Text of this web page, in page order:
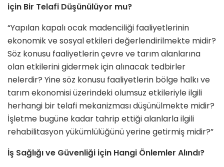
için Bir Telafi Düşünülüyor mu?
“Yapılan kapalı ocak madenciliği faaliyetlerinin
ekonomik ve sosyal etkileri değerlendirilmekte midir?
Söz konusu faaliyetlerin çevre ve tarım alanlarına
olan etkilerini gidermek için alınacak tedbirler
nelerdir? Yine söz konusu faaliyetlerin bölge halkı ve
tarım ekonomisi üzerindeki olumsuz etkileriyle ilgili
herhangi bir telafi mekanizması düşünülmekte midir?
İşletme bugüne kadar tahrip ettiği alanlarla ilgili
rehabilitasyon yükümlülüğünü yerine getirmiş midir?”
İş Sağlığı ve Güvenliği için Hangi Önlemler Alındı?